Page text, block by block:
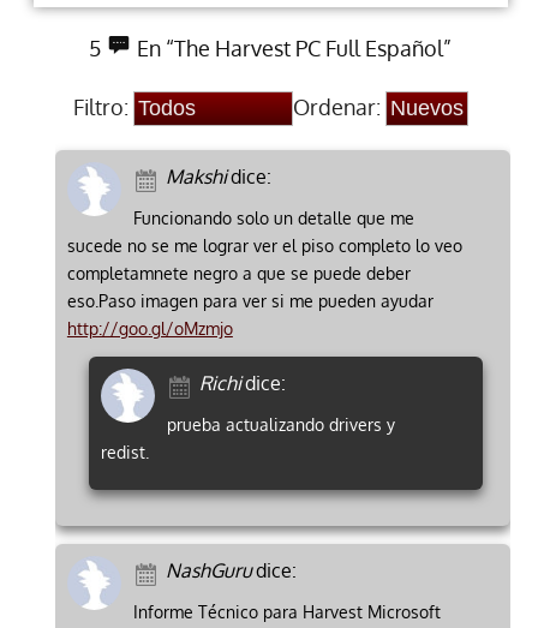
5 En “The Harvest PC Full Español”
Filtro: Ordenar:
Makshidice:
Funcionando solo un detalle que me
sucede no se me lograr ver el piso completo lo veo
completamnete negro a que se puede deber
eso.Paso imagen para ver si me pueden ayudar
http://goo.gl/oMzmjo
Richidice:
prueba actualizando drivers y
redist.
NashGurudice:
Informe Técnico para Harvest Microsoft